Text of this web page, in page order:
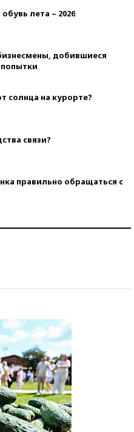
лета – 2026
добившиеся
попытки
солнца на курорте?
связи?
правильно обращаться с